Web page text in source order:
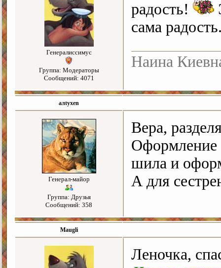
Генералиссимус
Группа: Модераторы
Сообщений: 4071
радость!
сама
Наина
алtyxen
Генерал-майор
Группа: Друзья
Сообщений: 358
Вера,
Оформление
шила и
А для
Maugli
Леночка,